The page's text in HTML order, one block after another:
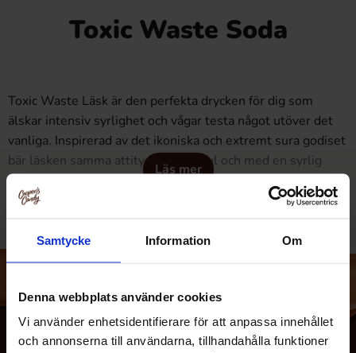
Samtycke Information Om
Denna webbplats använder cookies
Vi använder enhetsidentifierare för att anpassa innehållet
och annonserna till användarna, tillhandahålla funktioner
Toxic Waste Soda
Läs mer
Toxic Waste Läsk är den perfekta drycken för dig som
älskar intensiv syrlighet och vågar testa något utöver det
vanliga. Inspirerad av det ikoniska och extremt sura godiset
bär läsken samma attityd – kaxig, kul och med en syrlig
smakexplosion i varje klunk.
Med sin uppfriskande kolsyra och unika smakprofil är Toxic
Waste Läsk ett självklart val för alla som gillar drycker med
vill sticka ut med något annorlunda i glaset.